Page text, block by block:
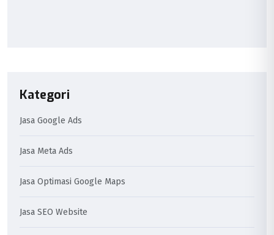
Kategori
Jasa Google Ads
Jasa Meta Ads
Jasa Optimasi Google Maps
Jasa SEO Website